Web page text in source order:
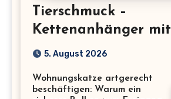
Tierschmuck –
Kettenanhänger mit
Katzenmotiv für
5. August 2026
Wohnungskatze artgerecht
beschäftigen: Warum ein